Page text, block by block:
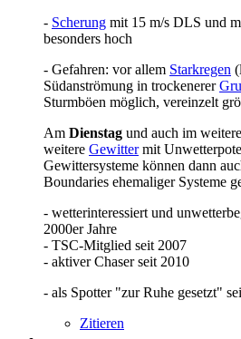
- Scherung mit 15 m/s DLS und
besonders hoch
- Gefahren: vor allem Starkregen
Südanströmung in trockenerer
Sturmböen möglich, vereinzelt
Am Dienstag und auch im
weitere Gewittermit
Gewittersysteme können dann
Boundaries ehemaliger Systeme
- wetterinteressiert und
2000er Jahre
- TSC-Mitglied seit 2007
- aktiver Chaser seit 2010
- als Spotter "zur Ruhe gesetzt"
Zitieren